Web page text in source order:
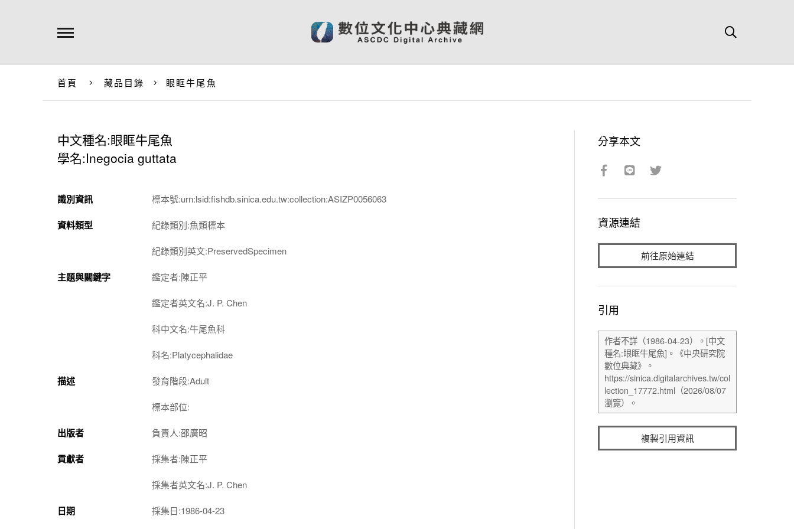
首頁 藏品目錄 眼眶牛尾魚
中文種名:眼眶牛尾魚
學名:Inegocia guttata
識別資訊 標本號:urn:lsid:fishdb.sinica.edu.tw:collection:ASIZP0056063
資料類型 紀錄類別:魚類標本
紀錄類別英文:PreservedSpecimen
主題與關鍵字 鑑定者:陳正平
鑑定者英文名:J. P. Chen
科中文名:牛尾魚科
科名:Platycephalidae
描述 發育階段:Adult
標本部位:
出版者 負責人:邵廣昭
貢獻者 採集者:陳正平
採集者英文名:J. P. Chen
日期 採集日:1986-04-23
分享本文
資源連結
前往原始連結
引用
複製引用資訊